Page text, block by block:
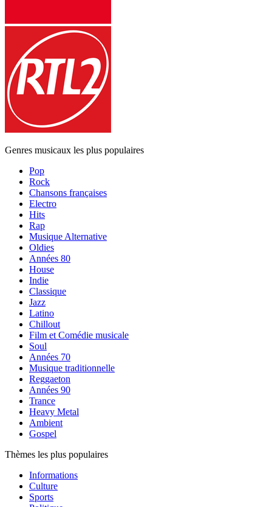
Genres musicaux les plus populaires
Pop
Rock
Chansons françaises
Electro
Hits
Rap
Musique Alternative
Oldies
Années 80
House
Indie
Classique
Jazz
Latino
Chillout
Film et Comédie musicale
Soul
Années 70
Musique traditionnelle
Reggaeton
Années 90
Trance
Heavy Metal
Ambient
Gospel
Thèmes les plus populaires
Informations
Culture
Sports